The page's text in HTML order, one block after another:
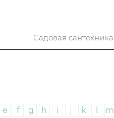
Садовая сантехника
e f g h i j k m